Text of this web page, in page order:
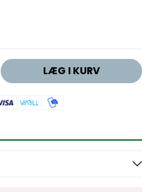
LÆG I KURV